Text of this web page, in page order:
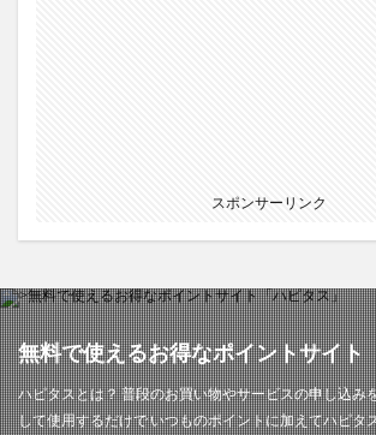
スポンサーリンク
無料で使えるお得なポイントサイト
ハピタスとは？ 普段のお買い物やサービスの申し込み
して使用するだけで いつものポイントに加えてハピタ